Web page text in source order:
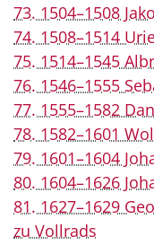
73. 1504–1508
74. 1508–1514
75. 1514–1545
76. 1546–1555
77. 1555–1582
78. 1582–1601
79. 1601–1604
80. 1604–1626
81. 1627–1629
zu Vollrads